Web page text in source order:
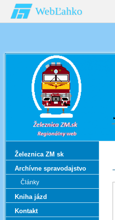
WebĽahko
Železnica ZM sk
Archívne spravodajstvo
Články
Kniha jázd
Kontakt